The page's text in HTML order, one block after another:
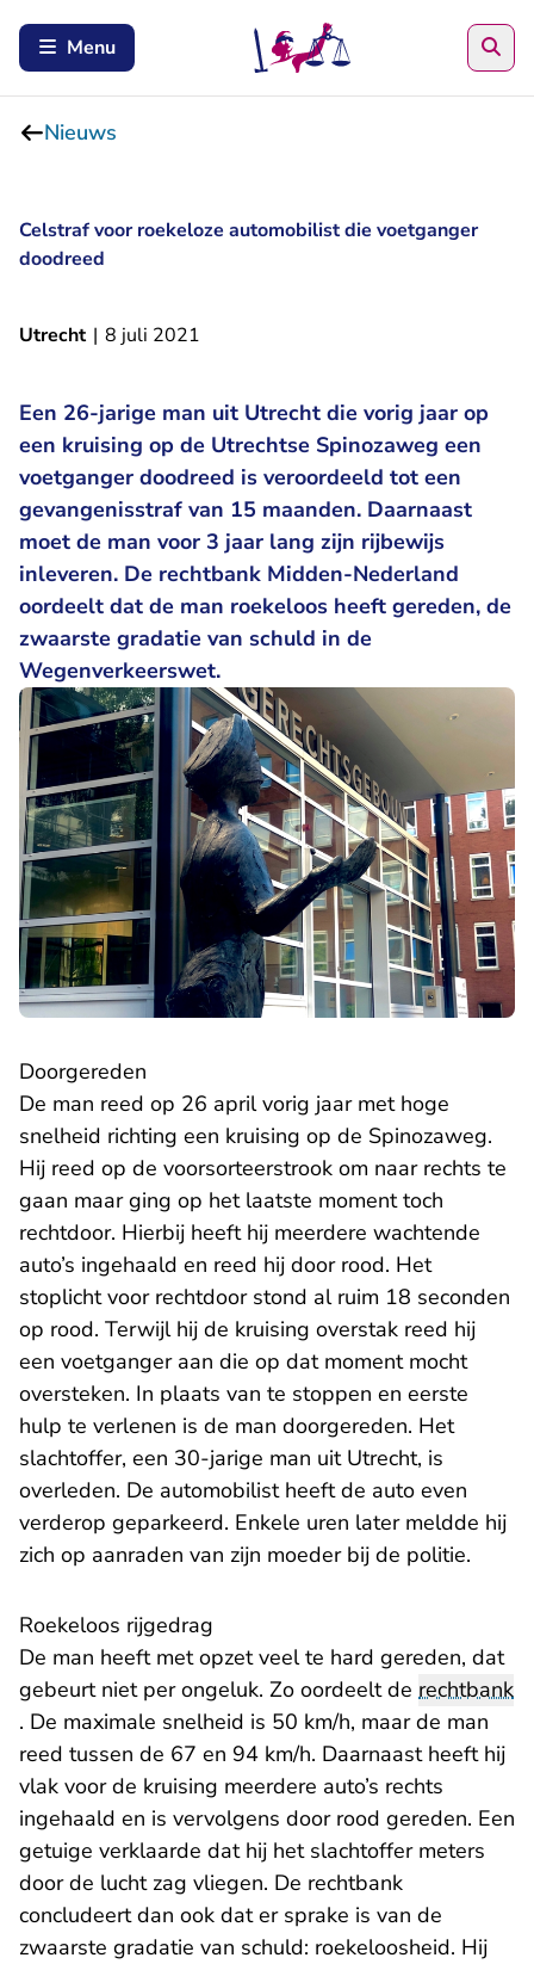
Menu
Nieuws
Celstraf voor roekeloze automobilist die voetganger
doodreed
Utrecht | 8 juli 2021
Een 26-jarige man uit Utrecht die vorig jaar op
een kruising op de Utrechtse Spinozaweg een
voetganger doodreed is veroordeeld tot een
gevangenisstraf van 15 maanden. Daarnaast
moet de man voor 3 jaar lang zijn rijbewijs
inleveren. De rechtbank Midden-Nederland
oordeelt dat de man roekeloos heeft gereden, de
zwaarste gradatie van schuld in de
Wegenverkeerswet.
Doorgereden
De man reed op 26 april vorig jaar met hoge
snelheid richting een kruising op de Spinozaweg.
Hij reed op de voorsorteerstrook om naar rechts te
gaan maar ging op het laatste moment toch
rechtdoor. Hierbij heeft hij meerdere wachtende
auto’s ingehaald en reed hij door rood. Het
stoplicht voor rechtdoor stond al ruim 18 seconden
op rood. Terwijl hij de kruising overstak reed hij
een voetganger aan die op dat moment mocht
oversteken. In plaats van te stoppen en eerste
hulp te verlenen is de man doorgereden. Het
slachtoffer, een 30-jarige man uit Utrecht, is
overleden. De automobilist heeft de auto even
verderop geparkeerd. Enkele uren later meldde hij
zich op aanraden van zijn moeder bij de politie.
Roekeloos rijgedrag
De man heeft met opzet veel te hard gereden, dat
gebeurt niet per ongeluk. Zo oordeelt de rechtbank
. De maximale snelheid is 50 km/h, maar de man
reed tussen de 67 en 94 km/h. Daarnaast heeft hij
vlak voor de kruising meerdere auto’s rechts
ingehaald en is vervolgens door rood gereden. Een
getuige verklaarde dat hij het slachtoffer meters
door de lucht zag vliegen. De rechtbank
concludeert dan ook dat er sprake is van de
zwaarste gradatie van schuld: roekeloosheid. Hij